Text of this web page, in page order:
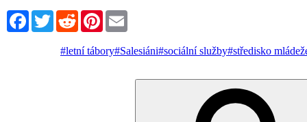
FacebookTwitterRedditPinterest
#letní tábory#Salesiáni#sociální služby#středisko